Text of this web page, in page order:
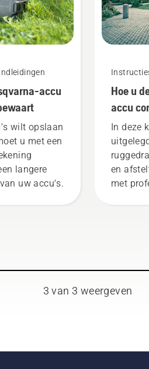
accu
wilt opslaan
u met een
langere
uw accu's.
Hoe u
accu
afstelt
In deze
en
met
minder
langer
3 van 3 weergeven